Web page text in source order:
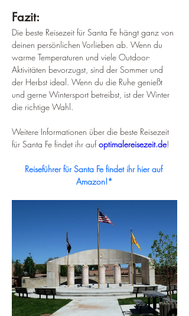
Fazit:
Die beste Reisezeit für Santa Fe hängt ganz von
deinen persönlichen Vorlieben ab. Wenn du
warme Temperaturen und viele Outdoor-
Aktivitäten bevorzugst, sind der Sommer und
der Herbst ideal. Wenn du die Ruhe genießt
und gerne Wintersport betreibst, ist der Winter
die richtige Wahl.
Weitere Informationen über die beste Reisezeit
für Santa Fe findet ihr auf optimalereisezeit.de!
Reiseführer für Santa Fe findet ihr hier auf
Amazon!*